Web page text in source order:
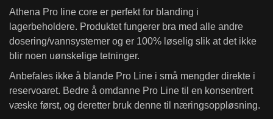
Athena Pro line core er perfekt for blanding i
lagerbeholdere. Produktet fungerer bra med alle andre
dosering/vannsystemer og er 100% løselig slik at det ikke
blir noen uønskelige tetninger.
Anbefales ikke å blande Pro Line i små mengder direkte i
reservoaret. Bedre å omdanne Pro Line til en konsentrert
væske først, og deretter bruk denne til næringsoppløsning.